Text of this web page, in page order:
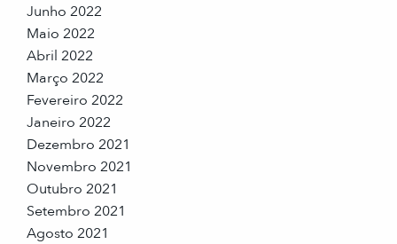
Junho 2022
Maio 2022
Abril 2022
Março 2022
Fevereiro 2022
Janeiro 2022
Dezembro 2021
Novembro 2021
Outubro 2021
Setembro 2021
Agosto 2021